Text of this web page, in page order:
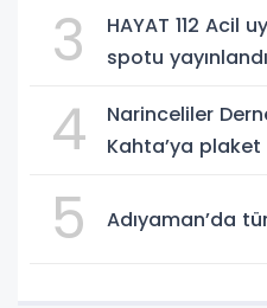
3
HAYAT 112 Acil
spotu yayınlandı
4
Narinceliler
Kahta’ya plaket
5 Adıyaman’da